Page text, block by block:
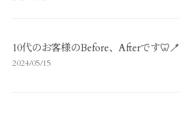
10代のお客様のBefore、Afterです🦷🪥
2024/05/15